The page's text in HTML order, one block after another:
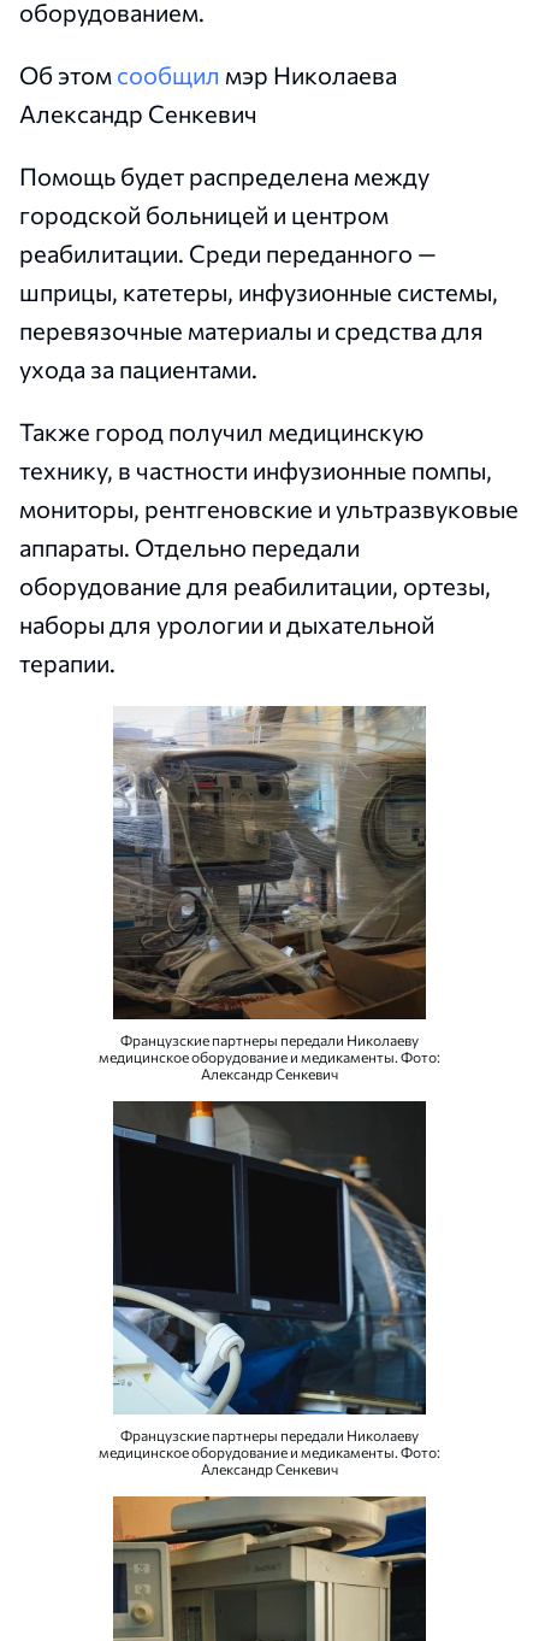
оборудованием.
Об этом сообщил мэр Николаева
Александр Сенкевич
Помощь будет распределена между
городской больницей и центром
реабилитации. Среди переданного —
шприцы, катетеры, инфузионные системы,
перевязочные материалы и средства для
ухода за пациентами.
Также город получил медицинскую
технику, в частности инфузионные помпы,
мониторы, рентгеновские и ультразвуковые
аппараты. Отдельно передали
оборудование для реабилитации, ортезы,
наборы для урологии и дыхательной
терапии.
Французские партнеры передали Николаеву
медицинское оборудование и медикаменты. Фото:
Александр Сенкевич
Французские партнеры передали Николаеву
медицинское оборудование и медикаменты. Фото:
Александр Сенкевич